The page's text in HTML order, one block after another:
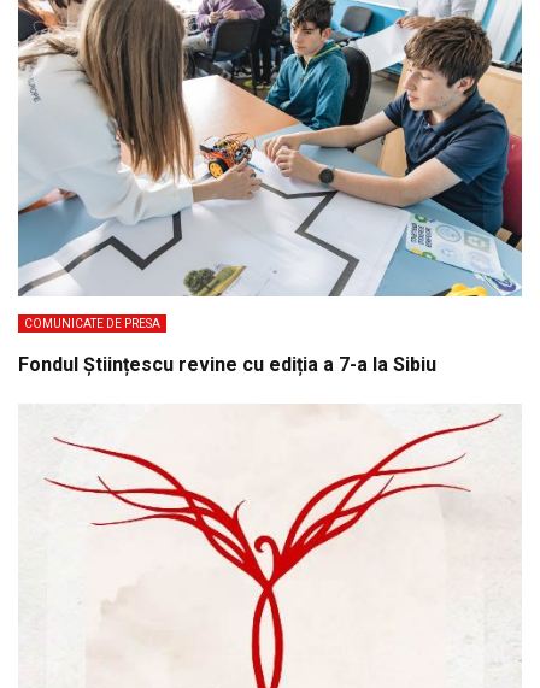
COMUNICATE DE PRESA
Fondul Științescu revine cu ediția a 7-a la Sibiu